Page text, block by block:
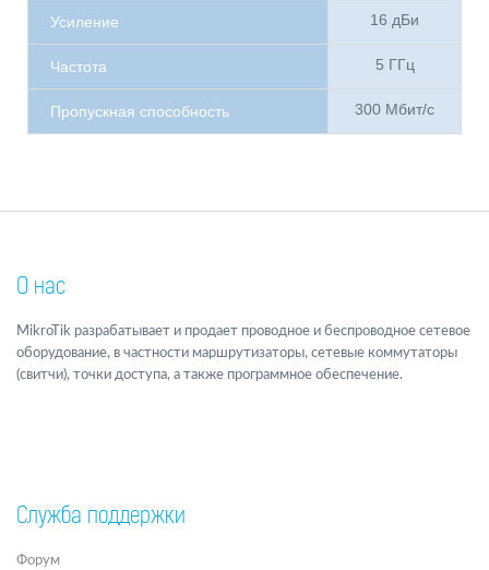
Усиление 16 дБи
Частота 5 ГГц
Пропускная способность 300 Мбит/с
О нас
MikroTik разрабатывает и продает проводное и беспроводное сетевое
оборудование, в частности маршрутизаторы, сетевые коммутаторы
(свитчи), точки доступа, а также программное обеспечение.
Служба поддержки
Форум